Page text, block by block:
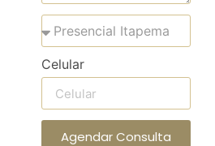
Celular
Agendar Consulta